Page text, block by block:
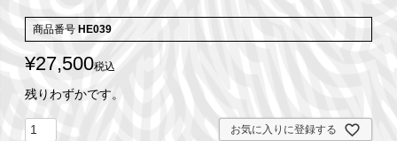
商品番号 HE039
¥27,500税込
残りわずかです。
お気に入りに登録する